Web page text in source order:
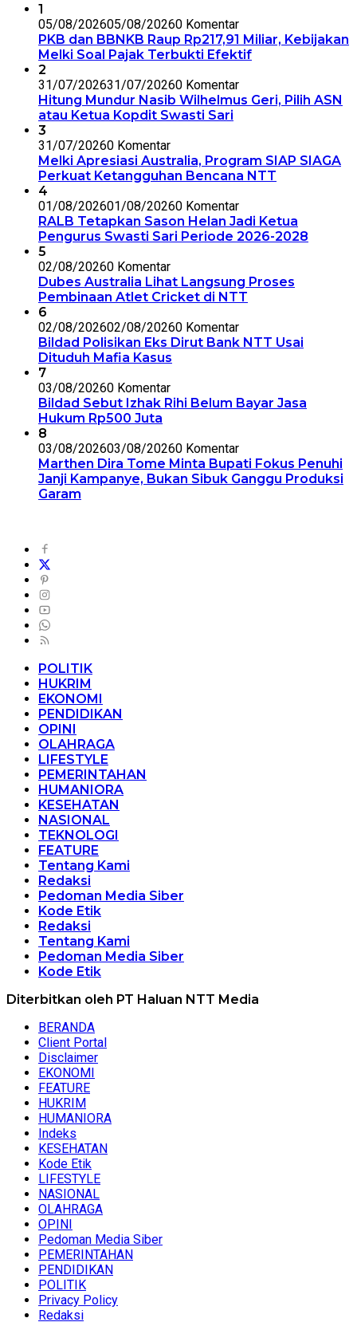
1
05/08/202605/08/20260 Komentar
PKB dan BBNKB Raup Rp217,91 Miliar, Kebijakan
Melki Soal Pajak Terbukti Efektif
2
31/07/202631/07/20260 Komentar
Hitung Mundur Nasib Wilhelmus Geri, Pilih ASN
atau Ketua Kopdit Swasti Sari
3
31/07/20260 Komentar
Melki Apresiasi Australia, Program SIAP SIAGA
Perkuat Ketangguhan Bencana NTT
4
01/08/202601/08/20260 Komentar
RALB Tetapkan Sason Helan Jadi Ketua
Pengurus Swasti Sari Periode 2026-2028
5
02/08/20260 Komentar
Dubes Australia Lihat Langsung Proses
Pembinaan Atlet Cricket di NTT
6
02/08/202602/08/20260 Komentar
Bildad Polisikan Eks Dirut Bank NTT Usai
Dituduh Mafia Kasus
7
03/08/20260 Komentar
Bildad Sebut Izhak Rihi Belum Bayar Jasa
Hukum Rp500 Juta
8
03/08/202603/08/20260 Komentar
Marthen Dira Tome Minta Bupati Fokus Penuhi
Janji Kampanye, Bukan Sibuk Ganggu Produksi
Garam
POLITIK
HUKRIM
EKONOMI
PENDIDIKAN
OPINI
OLAHRAGA
LIFESTYLE
PEMERINTAHAN
HUMANIORA
KESEHATAN
NASIONAL
TEKNOLOGI
FEATURE
Tentang Kami
Redaksi
Pedoman Media Siber
Kode Etik
Redaksi
Tentang Kami
Pedoman Media Siber
Kode Etik
Diterbitkan oleh PT Haluan NTT Media
BERANDA
Client Portal
Disclaimer
EKONOMI
FEATURE
HUKRIM
HUMANIORA
Indeks
KESEHATAN
Kode Etik
LIFESTYLE
NASIONAL
OLAHRAGA
OPINI
Pedoman Media Siber
PEMERINTAHAN
PENDIDIKAN
POLITIK
Privacy Policy
Redaksi